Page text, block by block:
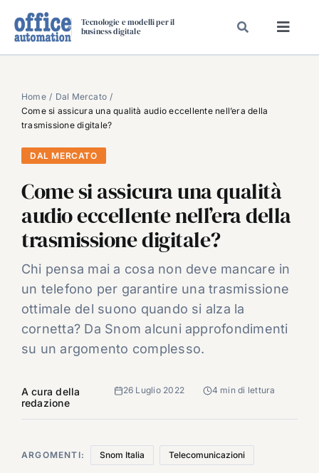
Tecnologie e modelli per il
business digitale
SPECIAL PAPER
TAVOLE ROTONDE DI REDAZIONE
DAL MERCATO
VIDEO
EVENTI
CHI SIAMO
Home
Dal Mercato
Come si assicura una qualità audio eccellente nell’era della
trasmissione digitale?
DAL MERCATO
Come si assicura una qualità
audio eccellente nell’era della
trasmissione digitale?
Chi pensa mai a cosa non deve mancare in
un telefono per garantire una trasmissione
ottimale del suono quando si alza la
cornetta? Da Snom alcuni approfondimenti
su un argomento complesso.
A cura della
redazione
26 Luglio 2022 4 min di lettura
ARGOMENTI: Snom Italia Telecomunicazioni